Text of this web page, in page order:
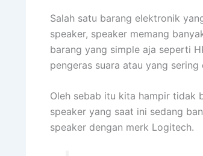
Salah satu barang elektronik
speaker, speaker memang
barang yang simple aja seperti
pengeras suara atau yang
Oleh sebab itu kita hampir tidak
speaker yang saat ini sedang
speaker dengan merk Logitech.